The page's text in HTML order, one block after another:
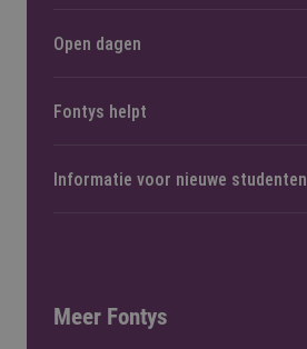
Open dagen
Fontys helpt
Informatie voor nieuwe studenten
Meer Fontys